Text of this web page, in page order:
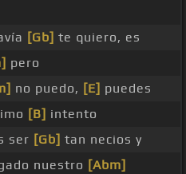
[Gb] te quiero, es
pero
no puedo, [E] puedes
[B] intento
ser [Gb] tan necios y
nuestro [Abm]